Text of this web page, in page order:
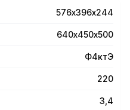
576х396х244
640х450х500
Ф4ктЭ
220
3,4